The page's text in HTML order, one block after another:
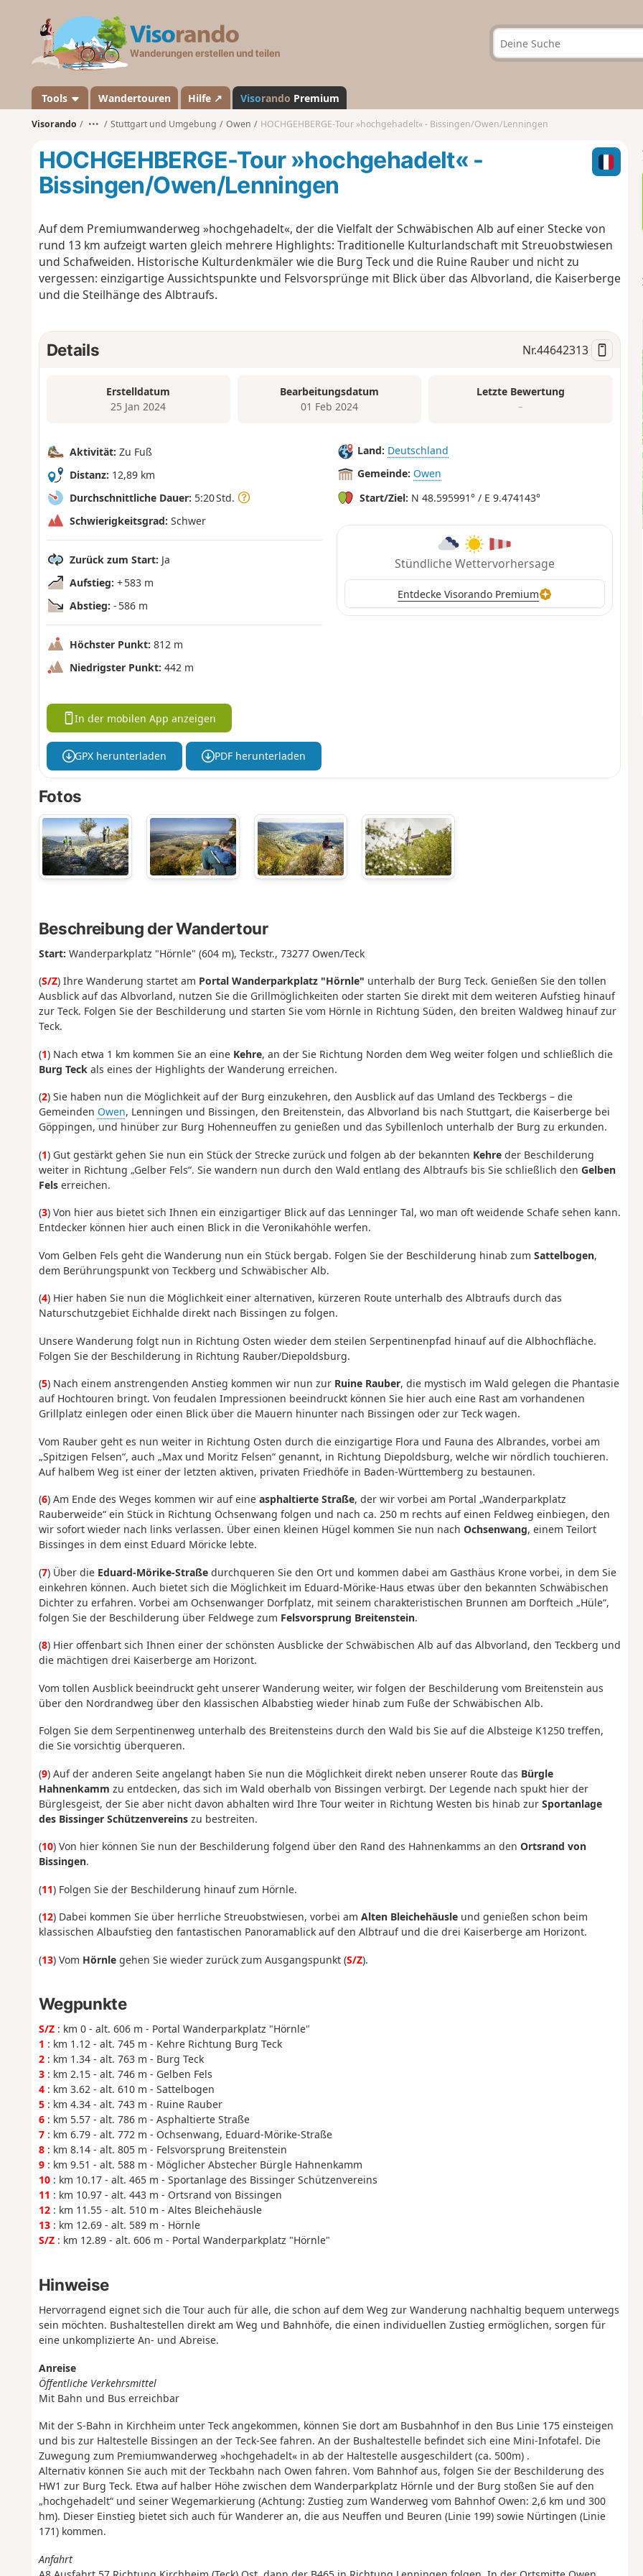
a
n
d
Tools Wandertouren Hilfe ↗ Visorando Premium
Visorando ••• Stuttgart und Umgebung Owen HOCHGEHBERGE-Tour »hochgehadelt« - Bissingen/Owen/Lenningen
HOCHGEHBERGE-Tour »hochgehadelt« -
Bissingen/Owen/Lenningen
Auf dem Premiumwanderweg »hochgehadelt«, der die Vielfalt der Schwäbischen Alb auf einer Stecke von
rund 13 km aufzeigt warten gleich mehrere Highlights: Traditionelle Kulturlandschaft mit Streuobstwiesen
und Schafweiden. Historische Kulturdenkmäler wie die Burg Teck und die Ruine Rauber und nicht zu
vergessen: einzigartige Aussichtspunkte und Felsvorsprünge mit Blick über das Albvorland, die Kaiserberge
und die Steilhänge des Albtraufs.
Details Nr.44642313
Erstelldatum
25 Jan 2024
Bearbeitungsdatum
01 Feb 2024
Letzte Bewertung
–
Aktivität: Zu Fuß
Distanz: 12,89 km
Durchschnittliche Dauer: 5:20 Std.
Schwierigkeitsgrad: Schwer
Zurück zum Start: Ja
Aufstieg: + 583 m
Abstieg: - 586 m
Höchster Punkt: 812 m
Niedrigster Punkt: 442 m
Land: Deutschland
Gemeinde: Owen
Start/Ziel: N 48.595991° / E 9.474143°
Stündliche Wettervorhersage
Entdecke Visorando Premium
In der mobilen App anzeigen
GPX herunterladen PDF herunterladen
Fotos
Beschreibung der Wandertour
Start: Wanderparkplatz "Hörnle" (604 m), Teckstr., 73277 Owen/Teck
(S/Z) Ihre Wanderung startet am Portal Wanderparkplatz "Hörnle" unterhalb der Burg Teck. Genießen Sie den tollen
Ausblick auf das Albvorland, nutzen Sie die Grillmöglichkeiten oder starten Sie direkt mit dem weiteren Aufstieg hinauf
zur Teck. Folgen Sie der Beschilderung und starten Sie vom Hörnle in Richtung Süden, den breiten Waldweg hinauf zur
Teck.
(1) Nach etwa 1 km kommen Sie an eine Kehre, an der Sie Richtung Norden dem Weg weiter folgen und schließlich die
Burg Teckals eines der Highlights der Wanderung erreichen.
(2) Sie haben nun die Möglichkeit auf der Burg einzukehren, den Ausblick auf das Umland des Teckbergs – die
Gemeinden Owen, Lenningen und Bissingen, den Breitenstein, das Albvorland bis nach Stuttgart, die Kaiserberge bei
Göppingen, und hinüber zur Burg Hohenneuffen zu genießen und das Sybillenloch unterhalb der Burg zu erkunden.
(1) Gut gestärkt gehen Sie nun ein Stück der Strecke zurück und folgen ab der bekannten Kehreder Beschilderung
weiter in Richtung „Gelber Fels“. Sie wandern nun durch den Wald entlang des Albtraufs bis Sie schließlich den Gelben
Felserreichen.
(3) Von hier aus bietet sich Ihnen ein einzigartiger Blick auf das Lenninger Tal, wo man oft weidende Schafe sehen kann.
Entdecker können hier auch einen Blick in die Veronikahöhle werfen.
Vom Gelben Fels geht die Wanderung nun ein Stück bergab. Folgen Sie der Beschilderung hinab zum Sattelbogen,
dem Berührungspunkt von Teckberg und Schwäbischer Alb.
(4) Hier haben Sie nun die Möglichkeit einer alternativen, kürzeren Route unterhalb des Albtraufs durch das
Naturschutzgebiet Eichhalde direkt nach Bissingen zu folgen.
Unsere Wanderung folgt nun in Richtung Osten wieder dem steilen Serpentinenpfad hinauf auf die Albhochfläche.
Folgen Sie der Beschilderung in Richtung Rauber/Diepoldsburg.
(5) Nach einem anstrengenden Anstieg kommen wir nun zur Ruine Rauber, die mystisch im Wald gelegen die Phantasie
auf Hochtouren bringt. Von feudalen Impressionen beeindruckt können Sie hier auch eine Rast am vorhandenen
Grillplatz einlegen oder einen Blick über die Mauern hinunter nach Bissingen oder zur Teck wagen.
Vom Rauber geht es nun weiter in Richtung Osten durch die einzigartige Flora und Fauna des Albrandes, vorbei am
„Spitzigen Felsen“, auch „Max und Moritz Felsen“ genannt, in Richtung Diepoldsburg, welche wir nördlich touchieren.
Auf halbem Weg ist einer der letzten aktiven, privaten Friedhöfe in Baden-Württemberg zu bestaunen.
(6) Am Ende des Weges kommen wir auf eine asphaltierte Straße, der wir vorbei am Portal „Wanderparkplatz
Rauberweide“ ein Stück in Richtung Ochsenwang folgen und nach ca. 250 m rechts auf einen Feldweg einbiegen, den
wir sofort wieder nach links verlassen. Über einen kleinen Hügel kommen Sie nun nach Ochsenwang, einem Teilort
Bissinges in dem einst Eduard Möricke lebte.
(7) Über die Eduard-Mörike-Straßedurchqueren Sie den Ort und kommen dabei am Gasthäus Krone vorbei, in dem Sie
einkehren können. Auch bietet sich die Möglichkeit im Eduard-Mörike-Haus etwas über den bekannten Schwäbischen
Dichter zu erfahren. Vorbei am Ochsenwanger Dorfplatz, mit seinem charakteristischen Brunnen am Dorfteich „Hüle“,
folgen Sie der Beschilderung über Feldwege zum Felsvorsprung Breitenstein.
(8) Hier offenbart sich Ihnen einer der schönsten Ausblicke der Schwäbischen Alb auf das Albvorland, den Teckberg und
die mächtigen drei Kaiserberge am Horizont.
Vom tollen Ausblick beeindruckt geht unserer Wanderung weiter, wir folgen der Beschilderung vom Breitenstein aus
über den Nordrandweg über den klassischen Albabstieg wieder hinab zum Fuße der Schwäbischen Alb.
Folgen Sie dem Serpentinenweg unterhalb des Breitensteins durch den Wald bis Sie auf die Albsteige K1250 treffen,
die Sie vorsichtig überqueren.
(9) Auf der anderen Seite angelangt haben Sie nun die Möglichkeit direkt neben unserer Route das Bürgle
Hahnenkamm zu entdecken, das sich im Wald oberhalb von Bissingen verbirgt. Der Legende nach spukt hier der
Bürglesgeist, der Sie aber nicht davon abhalten wird Ihre Tour weiter in Richtung Westen bis hinab zur Sportanlage
des Bissinger Schützenvereinszu bestreiten.
(10) Von hier können Sie nun der Beschilderung folgend über den Rand des Hahnenkamms an den Ortsrand von
Bissingen.
(11) Folgen Sie der Beschilderung hinauf zum Hörnle.
(12) Dabei kommen Sie über herrliche Streuobstwiesen, vorbei am Alten Bleichehäusleund genießen schon beim
klassischen Albaufstieg den fantastischen Panoramablick auf den Albtrauf und die drei Kaiserberge am Horizont.
(13) Vom Hörnlegehen Sie wieder zurück zum Ausgangspunkt (S/Z).
Wegpunkte
S/Z: km 0 - alt. 606 m - Portal Wanderparkplatz "Hörnle"
1 : km 1.12 - alt. 745 m - Kehre Richtung Burg Teck
2: km 1.34 - alt. 763 m - Burg Teck
3: km 2.15 - alt. 746 m - Gelben Fels
4: km 3.62 - alt. 610 m - Sattelbogen
5: km 4.34 - alt. 743 m - Ruine Rauber
6: km 5.57 - alt. 786 m - Asphaltierte Straße
7: km 6.79 - alt. 772 m - Ochsenwang, Eduard-Mörike-Straße
8: km 8.14 - alt. 805 m - Felsvorsprung Breitenstein
9: km 9.51 - alt. 588 m - Möglicher Abstecher Bürgle Hahnenkamm
10: km 10.17 - alt. 465 m - Sportanlage des Bissinger Schützenvereins
11 : km 10.97 - alt. 443 m - Ortsrand von Bissingen
12: km 11.55 - alt. 510 m - Altes Bleichehäusle
13: km 12.69 - alt. 589 m - Hörnle
S/Z: km 12.89 - alt. 606 m - Portal Wanderparkplatz "Hörnle"
Hinweise
Hervorragend eignet sich die Tour auch für alle, die schon auf dem Weg zur Wanderung nachhaltig bequem unterwegs
sein möchten. Bushaltestellen direkt am Weg und Bahnhöfe, die einen individuellen Zustieg ermöglichen, sorgen für
eine unkomplizierte An- und Abreise.
Anreise
Öffentliche Verkehrsmittel
Mit Bahn und Bus erreichbar
Mit der S-Bahn in Kirchheim unter Teck angekommen, können Sie dort am Busbahnhof in den Bus Linie 175 einsteigen
und bis zur Haltestelle Bissingen an der Teck-See fahren. An der Bushaltestelle befindet sich eine Mini-Infotafel. Die
Zuwegung zum Premiumwanderweg »hochgehadelt« in ab der Haltestelle ausgeschildert (ca. 500m) .
Alternativ können Sie auch mit der Teckbahn nach Owen fahren. Vom Bahnhof aus, folgen Sie der Beschilderung des
HW1 zur Burg Teck. Etwa auf halber Höhe zwischen dem Wanderparkplatz Hörnle und der Burg stoßen Sie auf den
„hochgehadelt“ und seiner Wegemarkierung (Achtung: Zustieg zum Wanderweg vom Bahnhof Owen: 2,6 km und 300
hm). Dieser Einstieg bietet sich auch für Wanderer an, die aus Neuffen und Beuren (Linie 199) sowie Nürtingen (Linie
171) kommen.
Anfahrt